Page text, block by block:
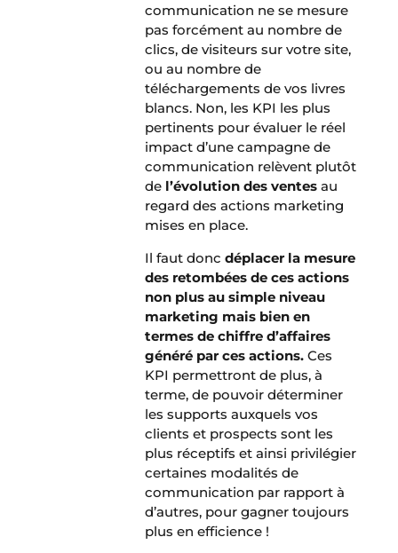
communication ne se mesure
pas forcément au nombre de
clics, de visiteurs sur votre site,
ou au nombre de
téléchargements de vos livres
blancs. Non, les KPI les plus
pertinents pour évaluer le réel
impact d’une campagne de
communication relèvent plutôt
de l’évolution des ventesau
regard des actions marketing
mises en place.
Il faut doncdéplacer la mesure
des retombées de ces actions
non plus au simple niveau
marketing mais bien en
termes de chiffre d’affaires
généré par ces actions. Ces
KPI permettront de plus, à
terme, de pouvoir déterminer
les supports auxquels vos
clients et prospects sont les
plus réceptifs et ainsi privilégier
certaines modalités de
communication par rapport à
d’autres, pour gagner toujours
plus en efficience !